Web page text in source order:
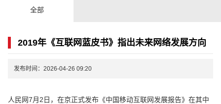
全部
2019年《互联网蓝皮书》指出未来网络发展方向
发布时间：2026-04-26 09:20
人民网7月2日，在京正式发布《中国移动互联网发展报告》在其中